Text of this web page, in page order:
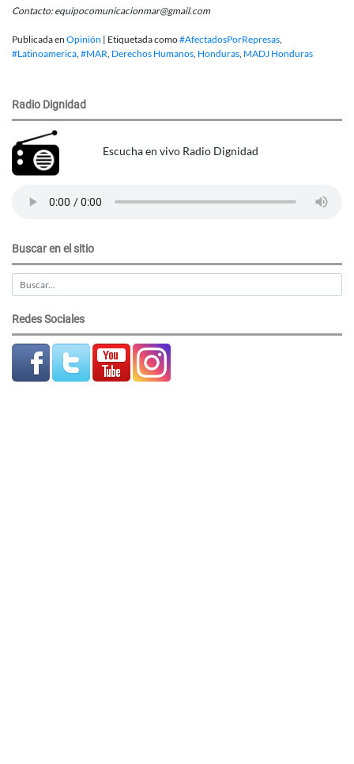
Contacto: equipocomunicacionmar@gmail.com
Publicada en Opinión | Etiquetada como#AfectadosPorRepresas,
#Latinoamerica, #MAR, Derechos Humanos, Honduras, MADJ Honduras
Radio Dignidad
Escucha en vivo Radio Dignidad
Buscar en el sitio
Redes Sociales